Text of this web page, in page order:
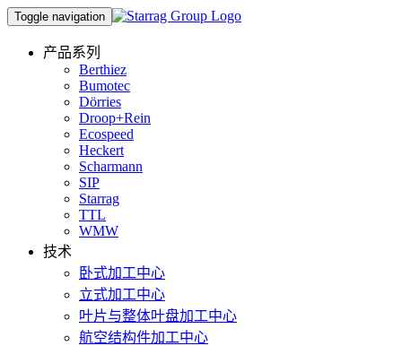
Toggle navigation
产品系列
Berthiez
Bumotec
Dörries
Droop+Rein
Ecospeed
Heckert
Scharmann
SIP
Starrag
TTL
WMW
技术
卧式加工中心
立式加工中心
叶片与整体叶盘加工中心
航空结构件加工中心